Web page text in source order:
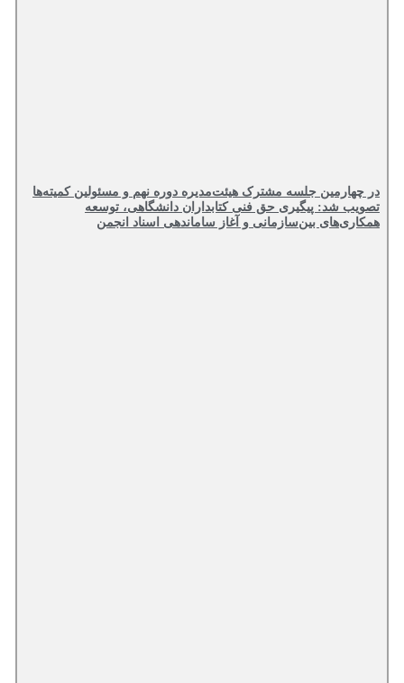
در چهارمین جلسه مشترک هیئت‌مدیره دوره نهم و مسئولین کمیته‌ها
تصویب شد: پیگیری حق فنی کتابداران دانشگاهی، توسعه
همکاری‌های بین‌سازمانی و آغاز ساماندهی اسناد انجمن